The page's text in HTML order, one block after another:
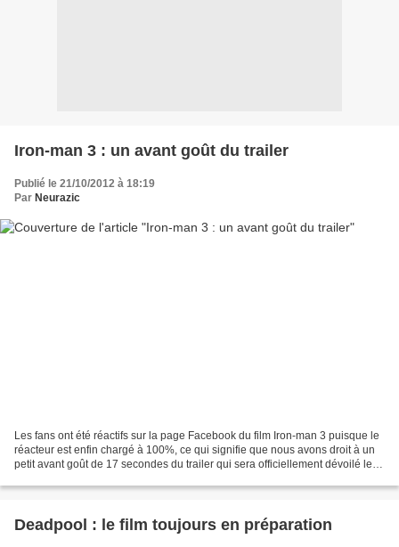
Iron-man 3 : un avant goût du trailer
Publié le 21/10/2012 à 18:19
Par Neurazic
Les fans ont été réactifs sur la page Facebook du film Iron-man 3 puisque le
réacteur est enfin chargé à 100%, ce qui signifie que nous avons droit à un
petit avant goût de 17 secondes du trailer qui sera officiellement dévoilé le
Deadpool : le film toujours en préparation